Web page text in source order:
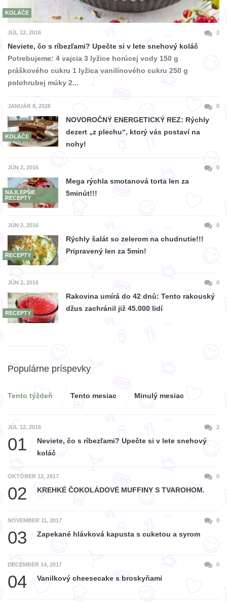
KOLÁČE
JÚL 12, 2016 2
Neviete, čo s ríbezľami? Upečte si v lete snehový koláč
Potrebujeme: 4 vajcia 3 lyžice horúcej vody 150 g
práškového cukru 1 lyžica vanilínového cukru 250 g
polohrubej múky 2...
JANUÁR 8, 2026 0
KOLÁČE
NOVOROČNÝ ENERGETICKÝ REZ: Rýchly
dezert „z plechu“, ktorý vás postaví na
nohy!
JÚN 2, 2016 0
NAJLEPŠIE
RECEPTY
Mega rýchla smotanová torta len za
5minút!!!
JÚN 2, 2016 0
RECEPTY
Rýchly šalát so zelerom na chudnutie!!!
Pripravený len za 5min!
JÚN 2, 2016 0
RECEPTY
Rakovina umírá do 42 dnů: Tento rakouský
džus zachránil již 45.000 lidí
Populárne príspevky
Tento týždeň Tento mesiac Minulý mesiac
JÚL 12, 2016 2
01
Neviete, čo s ríbezľami? Upečte si v lete snehový
koláč
OKTÓBER 12, 2017 0
02 KREHKÉ ČOKOLÁDOVÉ MUFFINY S TVAROHOM.
NOVEMBER 11, 2017 0
03 Zapekané hlávková kapusta s cuketou a syrom
DECEMBER 14, 2017 0
04 Vanilkový cheesecake s broskyňami